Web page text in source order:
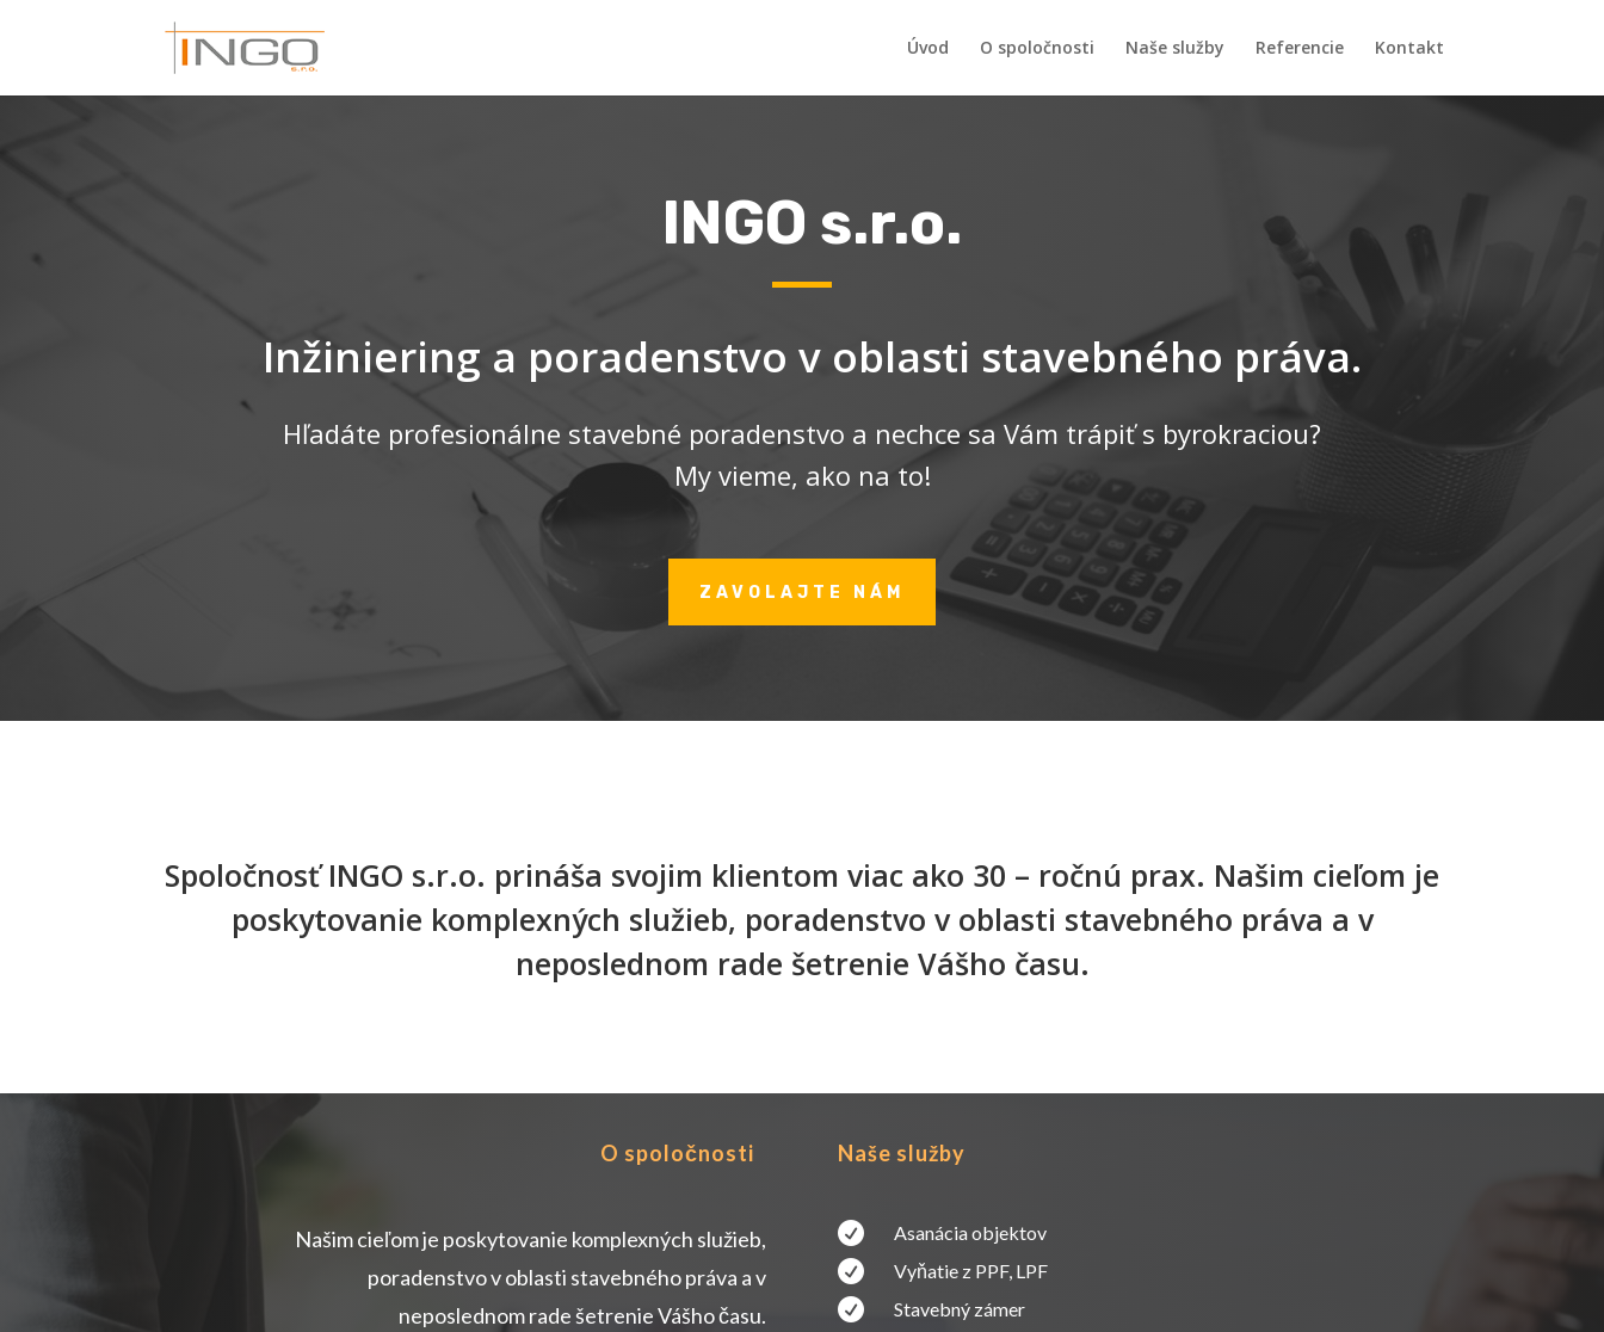
Úvod O spoločnosti Naše služby Referencie Kontakt
INGO s.r.o.
Inžiniering a poradenstvo v oblasti stavebného práva.
Hľadáte profesionálne stavebné poradenstvo a nechce sa Vám trápiť s byrokraciou?
My vieme, ako na to!
ZAVOLAJTE NÁM
Spoločnosť INGO s.r.o. prináša svojim klientom viac ako 30 – ročnú prax. Našim cieľom je
poskytovanie komplexných služieb, poradenstvo v oblasti stavebného práva a v
neposlednom rade šetrenie Vášho času.
O spoločnosti
Našim cieľom je poskytovanie komplexných služieb,
poradenstvo v oblasti stavebného práva a v
neposlednom rade šetrenie Vášho času.
Naše služby
 Asanácia objektov
 Vyňatie z PPF, LPF
 Stavebný zámer